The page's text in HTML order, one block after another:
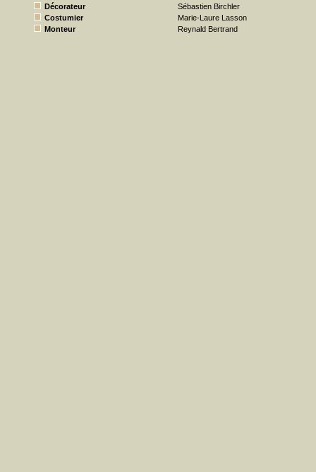
Décorateur
Sébastien Birchler
Costumier
Marie-Laure Lasson
Monteur
Reynald Bertrand